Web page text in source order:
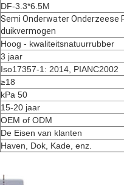
DF-3.3*6.5M
Semi Onderwater Onderzeese
duikvermogen
Hoog - kwaliteitsnatuurrubber
3 jaar
Iso17357-1: 2014, PIANC2002
≥18
kPa 50
15-20 jaar
OEM of ODM
De Eisen van klanten
Haven, Dok, Kade, enz.